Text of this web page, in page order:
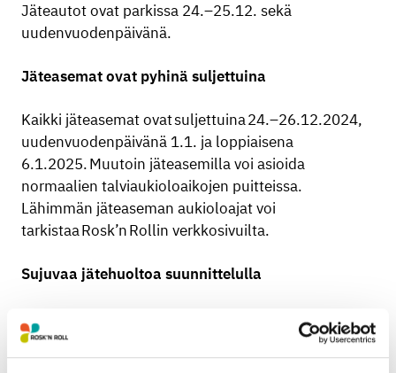
Jäteautot ovat parkissa 24.–25.12. sekä
uudenvuodenpäivänä.
Jäteasemat ovat pyhinä suljettuina
Kaikki jäteasemat ovat suljettuina 24.–26.12.2024,
uudenvuodenpäivänä 1.1. ja loppiaisena
6.1.2025. Muutoin jäteasemilla voi asioida
normaalien talviaukioloaikojen puitteissa.
Lähimmän jäteaseman aukioloajat voi
tarkistaa Rosk’n Rollin verkkosivuilta.
Sujuvaa jätehuoltoa suunnittelulla
Hyvällä suunnittelulla voi ehkäistä jätteen syntyä
sekä välttää jäteastioiden täyttymisen. Odota
mahdollisuuksien mukaan muutama päivä pyhien